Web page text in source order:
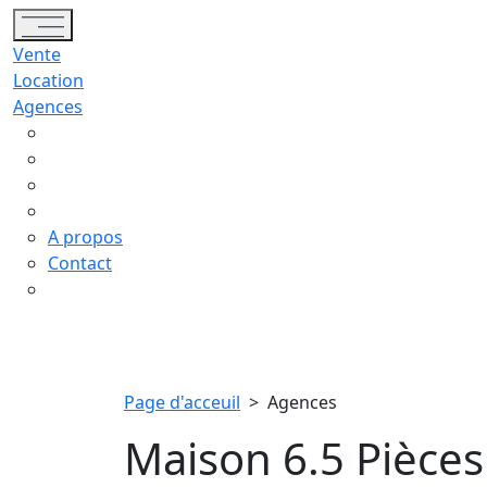
Toggle navigation
Vente
Location
Agences
A propos
Contact
Page d'acceuil > Agences
Maison 6.5